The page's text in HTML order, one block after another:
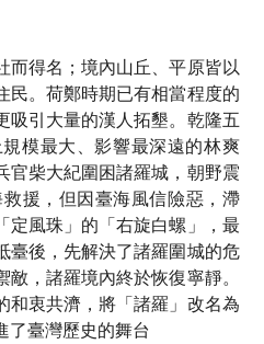
而得名；境內山丘、平原皆以
民。荷鄭時期已有相當程度的
吸引大量的漢人拓墾。乾隆五
模最大、影響最深遠的林爽
官柴大紀圍困諸羅城，朝野震
援，但因臺海風信險惡，滯
定風珠」的「右旋白螺」，最
臺後，先解決了諸羅圍城的危
，諸羅境內終於恢復寧靜。
和衷共濟，將「諸羅」改名為
了臺灣歷史的舞台